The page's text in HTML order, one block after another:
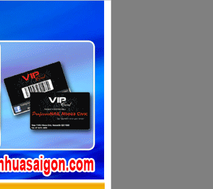
Bao dẽo loại tốt
Thẻ Cảm ứng dày Proximity
125Khz ( 1.8 mm)